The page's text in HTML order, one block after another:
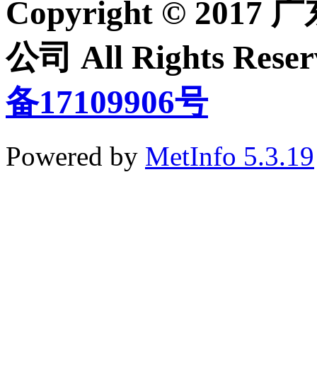
Copyright © 2017
公司 All Rights
备17109906号
Powered by MetInfo 5.3.19